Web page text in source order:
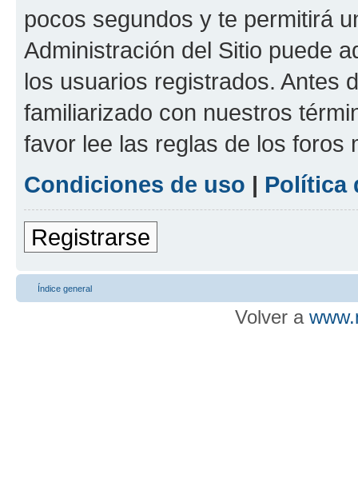
pocos segundos y te permitirá
Administración del Sitio puede
los usuarios registrados. Antes
familiarizado con nuestros
favor lee las reglas de los foros
Condiciones de uso | Política
Registrarse
Índice general
Volver a